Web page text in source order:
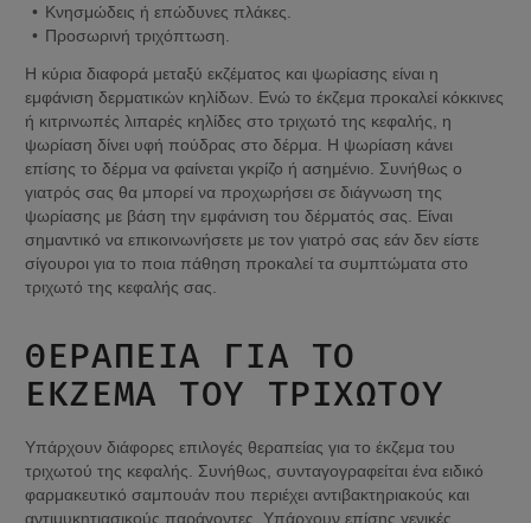
Κνησμώδεις ή επώδυνες πλάκες.
Προσωρινή τριχόπτωση.
Η κύρια διαφορά μεταξύ εκζέματος και ψωρίασης είναι η
εμφάνιση δερματικών κηλίδων. Ενώ το έκζεμα προκαλεί κόκκινες
ή κιτρινωπές λιπαρές κηλίδες στο τριχωτό της κεφαλής, η
ψωρίαση δίνει υφή πούδρας στο δέρμα. Η ψωρίαση κάνει
επίσης το δέρμα να φαίνεται γκρίζο ή ασημένιο. Συνήθως ο
γιατρός σας θα μπορεί να προχωρήσει σε διάγνωση της
ψωρίασης με βάση την εμφάνιση του δέρματός σας. Είναι
σημαντικό να επικοινωνήσετε με τον γιατρό σας εάν δεν είστε
σίγουροι για το ποια πάθηση προκαλεί τα συμπτώματα στο
τριχωτό της κεφαλής σας.
ΘΕΡΑΠΕΊΑ ΓΙΑ ΤΟ
ΈΚΖΕΜΑ ΤΟΥ ΤΡΙΧΩΤΟΎ
Υπάρχουν διάφορες επιλογές θεραπείας για το έκζεμα του
τριχωτού της κεφαλής. Συνήθως, συνταγογραφείται ένα ειδικό
φαρμακευτικό σαμπουάν που περιέχει αντιβακτηριακούς και
αντιμυκητιασικούς παράγοντες. Υπάρχουν επίσης γενικές